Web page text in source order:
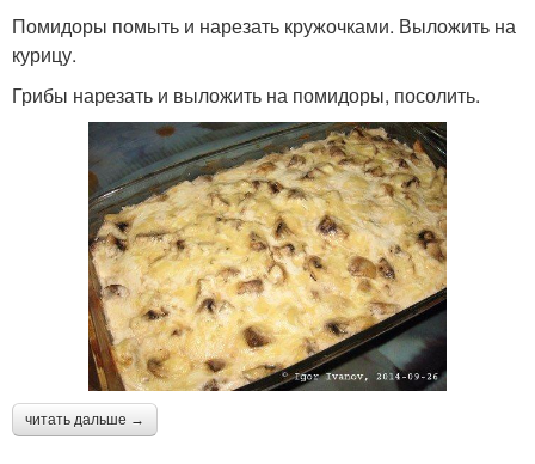
Помидоры помыть и нарезать кружочками. Выложить на
курицу.
Грибы нарезать и выложить на помидоры, посолить.
читать дальше →